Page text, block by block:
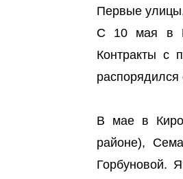
Первые
С 10 мая в
Контракты с
В мае в
районе),
Горбуновой.